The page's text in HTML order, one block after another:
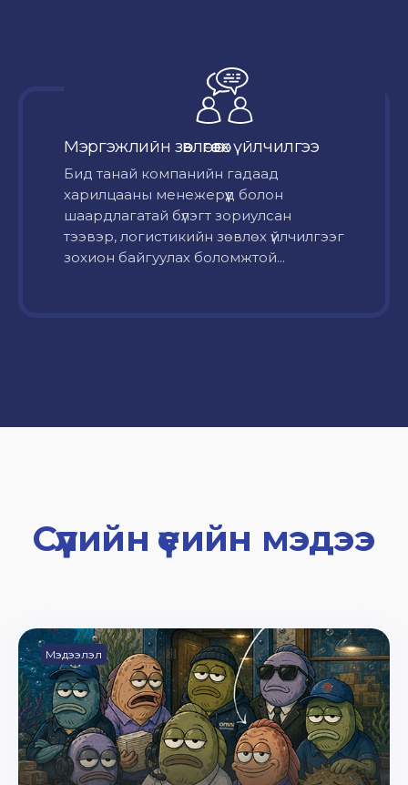
Мэргэжлийн зөвлөгөө өгөх үйлчилгээ
Бид танай компанийн гадаад
харилцааны менежерүүд болон
шаардлагатай бүлэгт зориулсан
тээвэр, логистикийн зөвлөх үйлчилгээг
зохион байгуулах боломжтой...
Сүүлийн үеийн мэдээ
Мэдээлэл